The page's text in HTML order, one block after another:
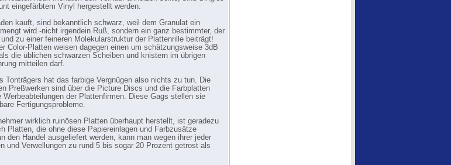
eingefärbtem Vinyl hergestellt werden.
kauft, sind bekanntlich schwarz, weil dem Granulat ein
wird -nicht irgendein Ruß, sondern ein ganz bestimmter, der
zu einer feineren Molekularstruktur der Plattenrille beiträgt!
Color-Platten weisen dagegen einen um schätzungsweise 3dB
die üblichen schwarzen Scheiben und knistern im übrigen
mitteilen darf.
Tonträgers hat das farbige Vergnügen also nichts zu tun. Die
Preßwerken sind über die Picture Discs und die Farbplatten
der Plattenfirmen. Diese Gags stellen sie
Fertigungsprobleme.
wirklich ruinösen Platten überhaupt herstellt, ist geradezu
Platten, die ohne diese Papiereinlagen und Farbzusätze
den Handel ausgeliefert werden, kann man wegen ihrer jeder
und Verwellungen zu rund 5 bis sogar 20 Prozent getrost als